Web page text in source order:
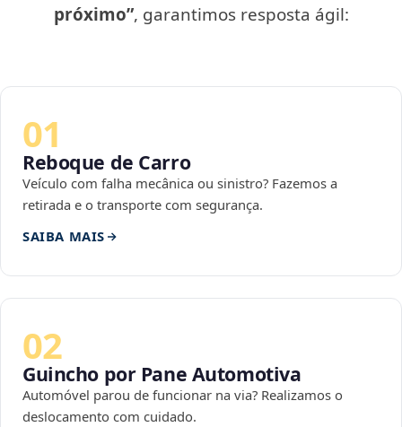
próximo”, garantimos resposta ágil:
01
Reboque de Carro
Veículo com falha mecânica ou sinistro? Fazemos a
retirada e o transporte com segurança.
SAIBA MAIS
02
Guincho por Pane Automotiva
Automóvel parou de funcionar na via? Realizamos o
deslocamento com cuidado.